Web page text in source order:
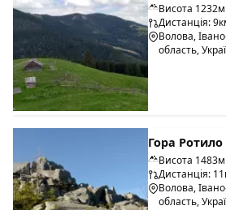
Висота 1232м
Дистанція:
Волова,
область,
Гора Ротило
Висота 1483м
Дистанція:
Волова,
область,